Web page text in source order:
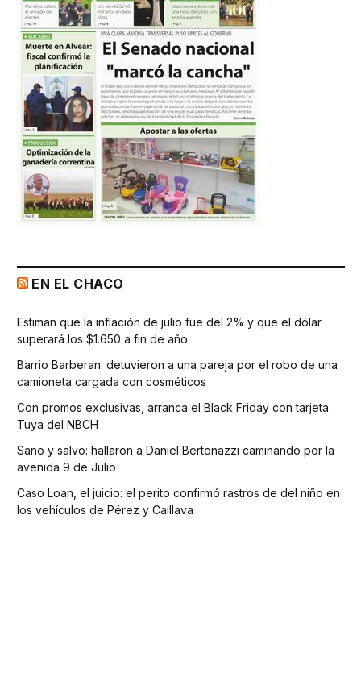
EN EL CHACO
Estiman que la inflación de julio fue del 2% y que el dólar
superará los $1.650 a fin de año
Barrio Barberan: detuvieron a una pareja por el robo de una
camioneta cargada con cosméticos
Con promos exclusivas, arranca el Black Friday con tarjeta
Tuya del NBCH
Sano y salvo: hallaron a Daniel Bertonazzi caminando por la
avenida 9 de Julio
Caso Loan, el juicio: el perito confirmó rastros de del niño en
los vehículos de Pérez y Caillava